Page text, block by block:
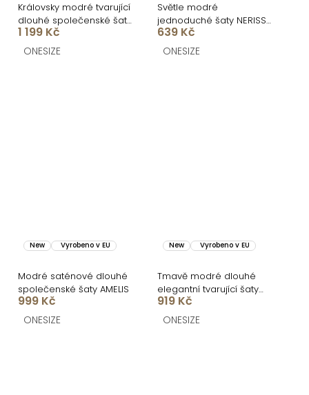
Královsky modré tvarující
dlouhé společenské šaty
BRANFLA
1 199 Kč
ONESIZE
Světle modré
jednoduché šaty NERISSA
s páskem
639 Kč
ONESIZE
New Vyrobeno v EU
Modré saténové dlouhé
společenské šaty AMELIS
999 Kč
ONESIZE
New Vyrobeno v EU
Tmavě modré dlouhé
elegantní tvarující šaty
DOROTA
919 Kč
ONESIZE